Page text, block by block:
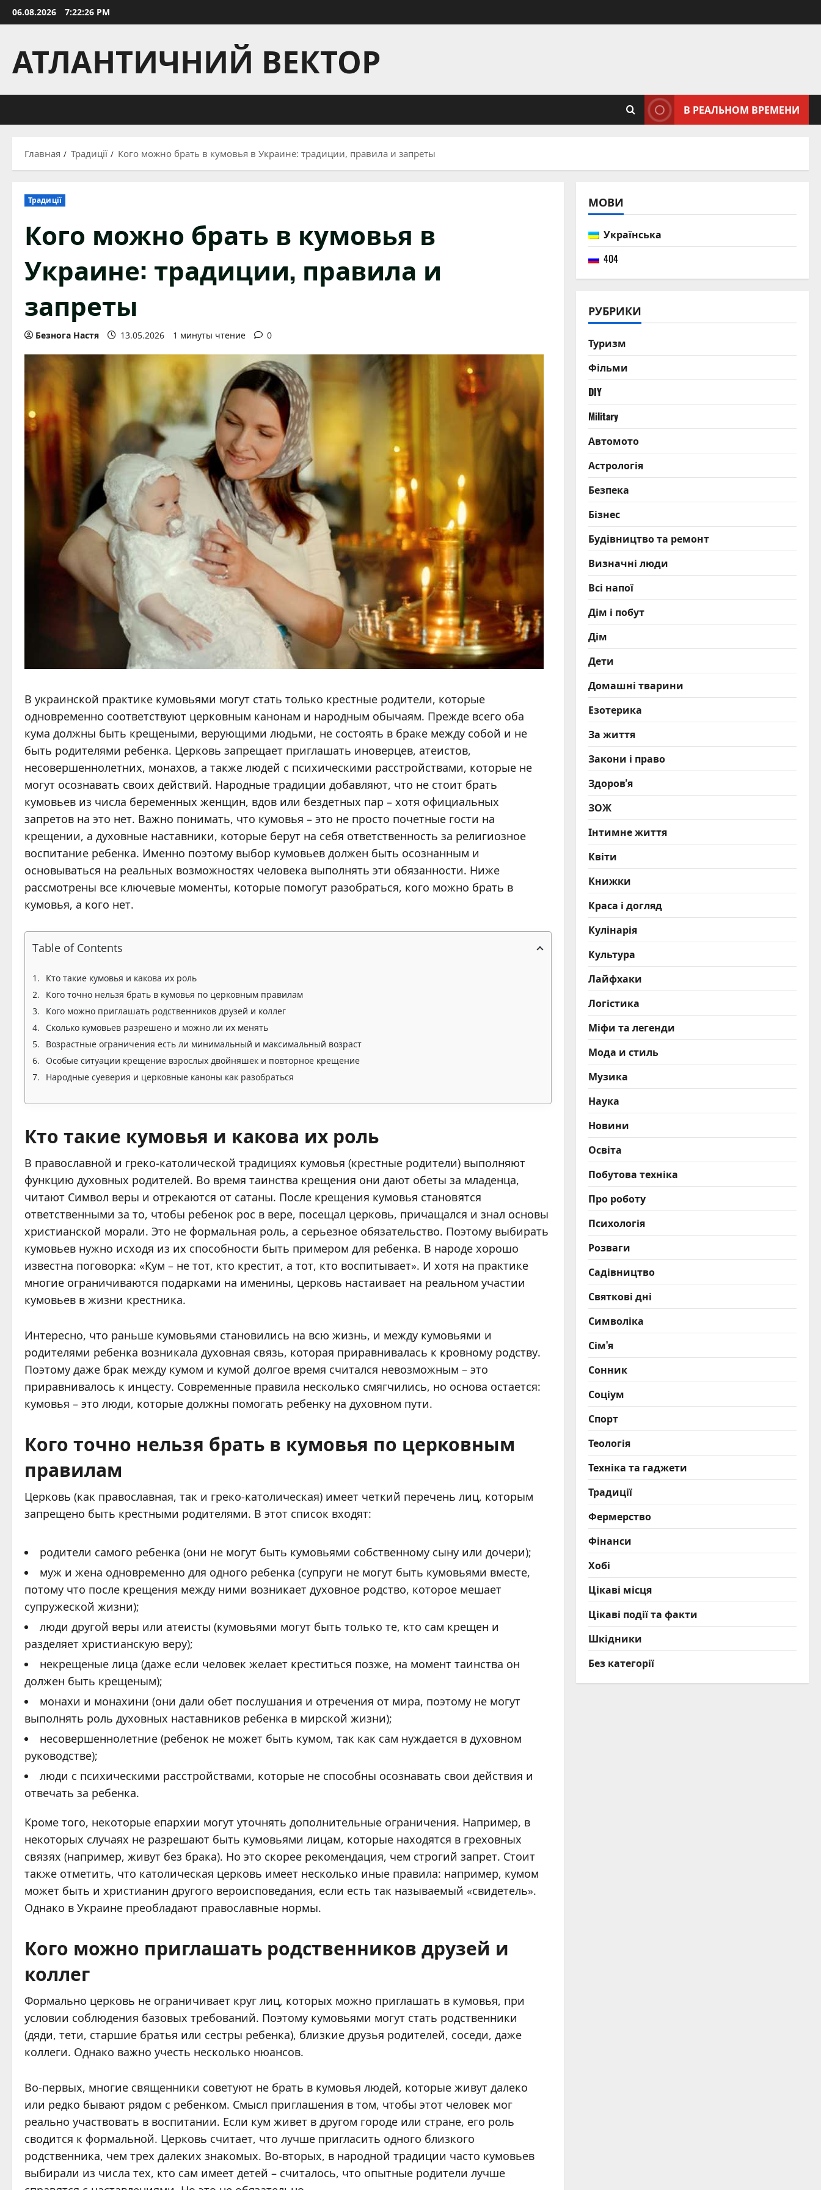
Перейти
к
06.08.2026 7:22:27 PM
АТЛАНТИЧНИЙ ВЕКТОР
В РЕАЛЬНОМ ВРЕМЕНИ
Главная Традиції Кого можно брать в кумовья в Украине: традиции, правила и запреты
Традиції
Кого можно брать в кумовья в
Украине: традиции, правила и
запреты
Безнога Настя 13.05.2026 1 минуты чтение 0
В украинской практике кумовьями могут стать только крестные родители, которые
одновременно соответствуют церковным канонам и народным обычаям. Прежде всего оба
кума должны быть крещеными, верующими людьми, не состоять в браке между собой и не
быть родителями ребенка. Церковь запрещает приглашать иноверцев, атеистов,
несовершеннолетних, монахов, а также людей с психическими расстройствами, которые не
могут осознавать своих действий. Народные традиции добавляют, что не стоит брать
кумовьев из числа беременных женщин, вдов или бездетных пар – хотя официальных
запретов на это нет. Важно понимать, что кумовья – это не просто почетные гости на
крещении, а духовные наставники, которые берут на себя ответственность за религиозное
воспитание ребенка. Именно поэтому выбор кумовьев должен быть осознанным и
основываться на реальных возможностях человека выполнять эти обязанности. Ниже
рассмотрены все ключевые моменты, которые помогут разобраться, кого можно брать в
кумовья, а кого нет.
Table of Contents
Кто такие кумовья и какова их роль
Кого точно нельзя брать в кумовья по церковным правилам
Кого можно приглашать родственников друзей и коллег
Сколько кумовьев разрешено и можно ли их менять
Возрастные ограничения есть ли минимальный и максимальный возраст
Особые ситуации крещение взрослых двойняшек и повторное крещение
Народные суеверия и церковные каноны как разобраться
Кто такие кумовья и какова их роль
В православной и греко-католической традициях кумовья (крестные родители) выполняют
функцию духовных родителей. Во время таинства крещения они дают обеты за младенца,
читают Символ веры и отрекаются от сатаны. После крещения кумовья становятся
ответственными за то, чтобы ребенок рос в вере, посещал церковь, причащался и знал основы
христианской морали. Это не формальная роль, а серьезное обязательство. Поэтому выбирать
кумовьев нужно исходя из их способности быть примером для ребенка. В народе хорошо
известна поговорка: «Кум – не тот, кто крестит, а тот, кто воспитывает». И хотя на практике
многие ограничиваются подарками на именины, церковь настаивает на реальном участии
кумовьев в жизни крестника.
Интересно, что раньше кумовьями становились на всю жизнь, и между кумовьями и
родителями ребенка возникала духовная связь, которая приравнивалась к кровному родству.
Поэтому даже брак между кумом и кумой долгое время считался невозможным – это
приравнивалось к инцесту. Современные правила несколько смягчились, но основа остается:
кумовья – это люди, которые должны помогать ребенку на духовном пути.
Кого точно нельзя брать в кумовья по церковным
правилам
Церковь (как православная, так и греко-католическая) имеет четкий перечень лиц, которым
запрещено быть крестными родителями. В этот список входят:
родители самого ребенка (они не могут быть кумовьями собственному сыну или дочери);
муж и жена одновременно для одного ребенка (супруги не могут быть кумовьями вместе,
потому что после крещения между ними возникает духовное родство, которое мешает
супружеской жизни);
люди другой веры или атеисты (кумовьями могут быть только те, кто сам крещен и
разделяет христианскую веру);
некрещеные лица (даже если человек желает креститься позже, на момент таинства он
должен быть крещеным);
монахи и монахини (они дали обет послушания и отречения от мира, поэтому не могут
выполнять роль духовных наставников ребенка в мирской жизни);
несовершеннолетние (ребенок не может быть кумом, так как сам нуждается в духовном
руководстве);
люди с психическими расстройствами, которые не способны осознавать свои действия и
отвечать за ребенка.
Кроме того, некоторые епархии могут уточнять дополнительные ограничения. Например, в
некоторых случаях не разрешают быть кумовьями лицам, которые находятся в греховных
связях (например, живут без брака). Но это скорее рекомендация, чем строгий запрет. Стоит
также отметить, что католическая церковь имеет несколько иные правила: например, кумом
может быть и христианин другого вероисповедания, если есть так называемый «свидетель».
Однако в Украине преобладают православные нормы.
Кого можно приглашать родственников друзей и
коллег
Формально церковь не ограничивает круг лиц, которых можно приглашать в кумовья, при
условии соблюдения базовых требований. Поэтому кумовьями могут стать родственники
(дяди, тети, старшие братья или сестры ребенка), близкие друзья родителей, соседи, даже
коллеги. Однако важно учесть несколько нюансов.
Во-первых, многие священники советуют не брать в кумовья людей, которые живут далеко
или редко бывают рядом с ребенком. Смысл приглашения в том, чтобы этот человек мог
реально участвовать в воспитании. Если кум живет в другом городе или стране, его роль
сводится к формальной. Церковь считает, что лучше пригласить одного близкого
родственника, чем трех далеких знакомых. Во-вторых, в народной традиции часто кумовьев
выбирали из числа тех, кто сам имеет детей – считалось, что опытные родители лучше
МОВИ
Українська
404
РУБРИКИ
Туризм
Фільми
DIY
Military
Автомото
Астрологія
Безпека
Бізнес
Будівництво та ремонт
Визначні люди
Всі напої
Дім і побут
Дім
Дети
Домашні тварини
Езотерика
За життя
Закони і право
Здоров'я
ЗОЖ
Інтимне життя
Квіти
Книжки
Краса і догляд
Кулінарія
Культура
Лайфхаки
Логістика
Міфи та легенди
Мода и стиль
Музика
Наука
Новини
Освіта
Побутова техніка
Про роботу
Психологія
Розваги
Садівництво
Святкові дні
Символіка
Сім’я
Сонник
Соціум
Спорт
Теологія
Техніка та гаджети
Традиції
Фермерство
Фінанси
Хобі
Цікаві місця
Цікаві події та факти
Шкідники
Без категорії